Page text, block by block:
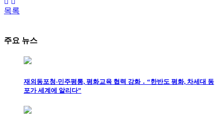
목록
주요 뉴스
재외동포청-민주평통, 평화교육 협력 강화 ․ “한반도 평화, 차세대 동
포가 세계에 알리다”